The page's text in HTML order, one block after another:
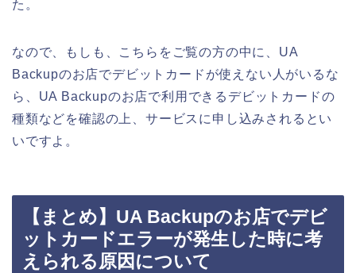
た。
なので、もしも、こちらをご覧の方の中に、UA
Backupのお店でデビットカードが使えない人がいるな
ら、UA Backupのお店で利用できるデビットカードの
種類などを確認の上、サービスに申し込みされるとい
いですよ。
【まとめ】UA Backupのお店でデビ
ットカードエラーが発生した時に考
えられる原因について